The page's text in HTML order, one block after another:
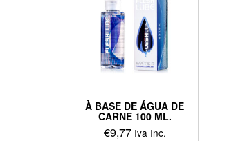
À BASE DE ÁGUA DE
CARNE 100 ML.
€9,77 Iva Inc.